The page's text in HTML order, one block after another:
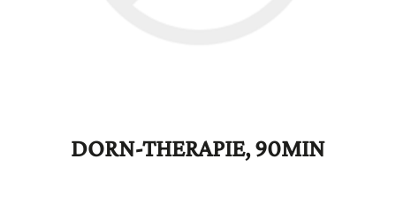
DORN-THERAPIE, 90MIN